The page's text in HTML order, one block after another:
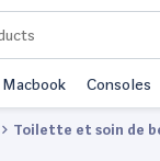
Macbook Consoles
Toilette et soin de